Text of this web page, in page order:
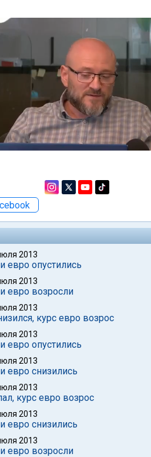
2013
евро опустились
2013
евро возросли
2013
курс евро возрос
2013
евро опустились
2013
евро снизились
2013
курс евро возрос
2013
евро снизились
2013
евро возросли